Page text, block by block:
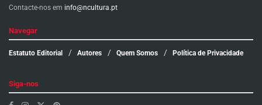
Contacte-nos em info@ncultura.pt
Navegar
Estatuto Editorial Autores Quem Somos Política de Privacidade
Siga-nos